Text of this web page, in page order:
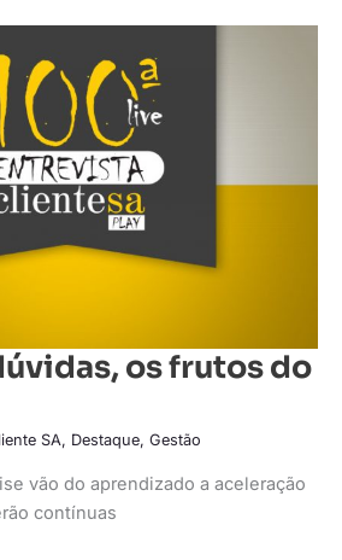
os frutos do
SA, Destaque, Gestão
vão do aprendizado a aceleração
contínuas